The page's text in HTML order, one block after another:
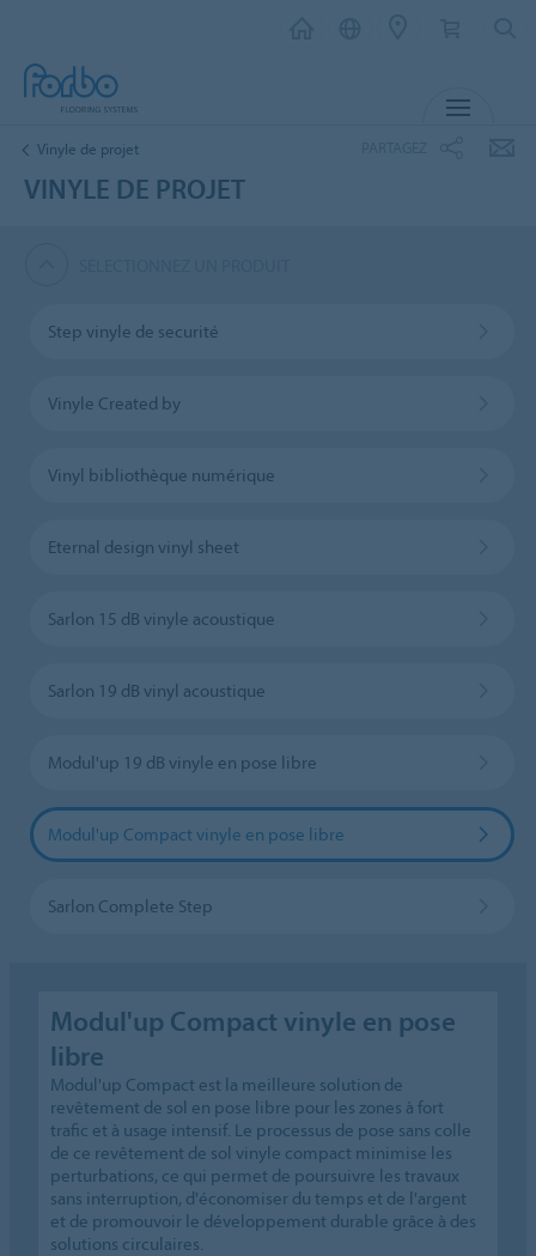
Vinyle de projet
VINYLE DE PROJET
Step vinyle de securité
Vinyle Created by
Vinyl bibliothèque numérique
Eternal design vinyl sheet
Sarlon 15 dB vinyle acoustique
Sarlon 19 dB vinyl acoustique
Modul'up 19 dB vinyle en pose libre
Modul'up Compact vinyle en pose libre
Sarlon Complete Step
Modul'up Compact vinyle en pose
libre
Modul'up Compact est la meilleure solution de
revêtement de sol en pose libre pour les zones à fort
trafic et à usage intensif. Le processus de pose sans colle
de ce revêtement de sol vinyle compact minimise les
perturbations, ce qui permet de poursuivre les travaux
sans interruption, d'économiser du temps et de l'argent
et de promouvoir le développement durable grâce à des
solutions circulaires.